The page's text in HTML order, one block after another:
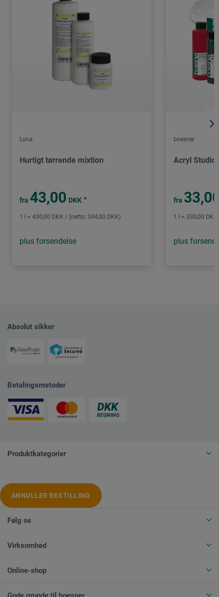
Luna
Hurtigt tørrende mixtion
fra 43,00 DKK *
1 l = 430,00 DKK / (netto: 344,00 DKK)
plus forsendelse
boesner
Acryl Studio
fra
1 l = 330,00
plus
Absolut sikker
Betalingsmetoder
Produktkategorier
ANNULLER BESTILLING
Følg os
Virksomhed
Online-shop